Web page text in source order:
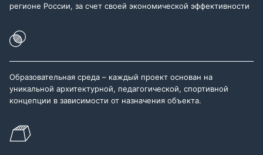
регионе России, за счет своей экономической эффективности
Образовательная среда – каждый проект основан на
уникальной архитектурной, педагогической, спортивной
концепции в зависимости от назначения объекта.